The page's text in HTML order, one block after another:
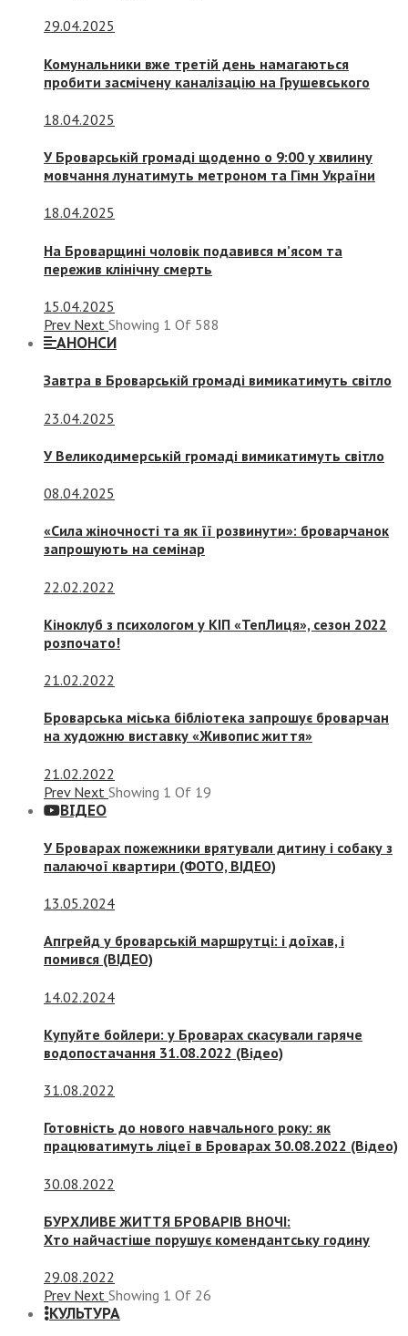
29.04.2025
Комунальники вже третій день намагаються
пробити засмічену каналізацію на Грушевського
18.04.2025
У Броварській громаді щоденно о 9:00 у хвилину
мовчання лунатимуть метроном та Гімн України
18.04.2025
На Броварщині чоловік подавився м’ясом та
пережив клінічну смерть
15.04.2025
Prev Next Showing 1 Of 588
АНОНСИ
Завтра в Броварській громаді вимикатимуть світло
23.04.2025
У Великодимерській громаді вимикатимуть світло
08.04.2025
«Сила жіночності та як її розвинути»: броварчанок
запрошують на семінар
22.02.2022
Кіноклуб з психологом у КІП «ТепЛиця», сезон 2022
розпочато!
21.02.2022
Броварська міська бібліотека запрошує броварчан
на художню виставку «Живопис життя»
21.02.2022
Prev Next Showing 1 Of 19
ВІДЕО
У Броварах пожежники врятували дитину і собаку з
палаючої квартири (ФОТО, ВІДЕО)
13.05.2024
Апгрейд у броварській маршрутці: і доїхав, і
помився (ВІДЕО)
14.02.2024
Купуйте бойлери: у Броварах скасували гаряче
водопостачання 31.08.2022 (Відео)
31.08.2022
Готовність до нового навчального року: як
працюватимуть ліцеї в Броварах 30.08.2022 (Відео)
30.08.2022
БУРХЛИВЕ ЖИТТЯ БРОВАРІВ ВНОЧІ:
Хто найчастіше порушує комендантську годину
29.08.2022
Prev Next Showing 1 Of 26
КУЛЬТУРА